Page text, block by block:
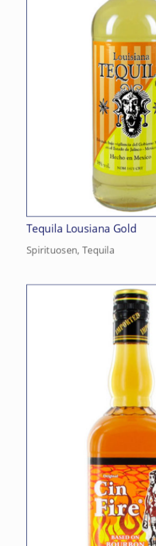
Tequila Lousiana Gold
Spirituosen, Tequila